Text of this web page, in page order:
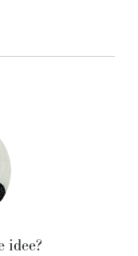
idee?